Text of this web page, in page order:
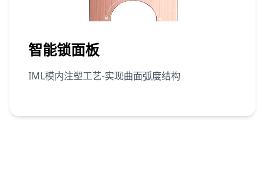
智能锁面板
IML模内注塑工艺-实现曲面弧度结构